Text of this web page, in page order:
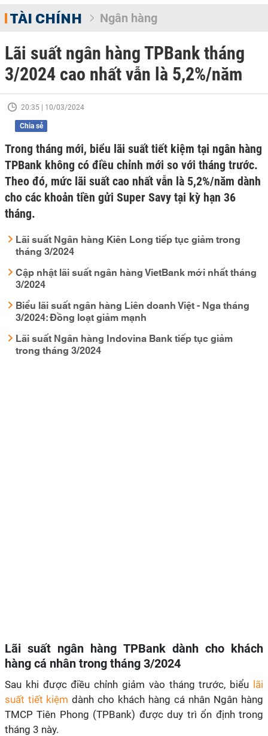
TÀI CHÍNH Ngân hàng
Lãi suất ngân hàng TPBank tháng
3/2024 cao nhất vẫn là 5,2%/năm
20:35 | 10/03/2024
Chia sẻ
Trong tháng mới, biểu lãi suất tiết kiệm tại ngân hàng
TPBank không có điều chỉnh mới so với tháng trước.
Theo đó, mức lãi suất cao nhất vẫn là 5,2%/năm dành
cho các khoản tiền gửi Super Savy tại kỳ hạn 36
tháng.
Lãi suất Ngân hàng Kiên Long tiếp tục giảm trong
tháng 3/2024
Cập nhật lãi suất ngân hàng VietBank mới nhất tháng
3/2024
Biểu lãi suất ngân hàng Liên doanh Việt - Nga tháng
3/2024: Đồng loạt giảm mạnh
Lãi suất Ngân hàng Indovina Bank tiếp tục giảm
trong tháng 3/2024
Lãi suất ngân hàng TPBank dành cho khách
hàng cá nhân trong tháng 3/2024
Sau khi được điều chỉnh giảm vào tháng trước, biểu lãi
suất tiết kiệm dành cho khách hàng cá nhân Ngân hàng
TMCP Tiên Phong (TPBank) được duy trì ổn định trong
tháng 3 này.